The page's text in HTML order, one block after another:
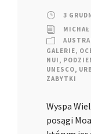
3
MICHAŁ
GALERIE,
NUI ,
UNESCO,
ZABYTKI
Wyspa
posągi